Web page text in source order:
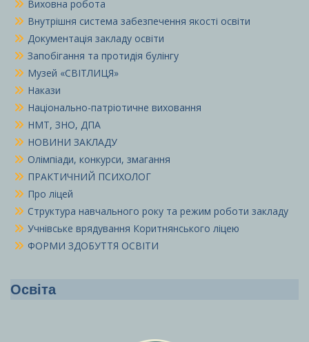
Виховна робота
Внутрішня система забезпечення якості освіти
Документація закладу освіти
Запобігання та протидія булінгу
Музей «СВІТЛИЦЯ»
Накази
Національно-патріотичне виховання
НМТ, ЗНО, ДПА
НОВИНИ ЗАКЛАДУ
Олімпіади, конкурси, змагання
ПРАКТИЧНИЙ ПСИХОЛОГ
Про ліцей
Структура навчального року та режим роботи закладу
Учнівське врядування Коритнянського ліцею
ФОРМИ ЗДОБУТТЯ ОСВІТИ
Освіта